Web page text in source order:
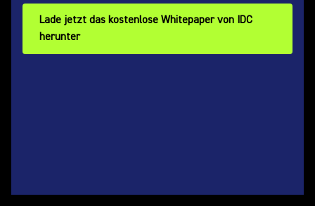
Lade jetzt das kostenlose Whitepaper von IDC
herunter